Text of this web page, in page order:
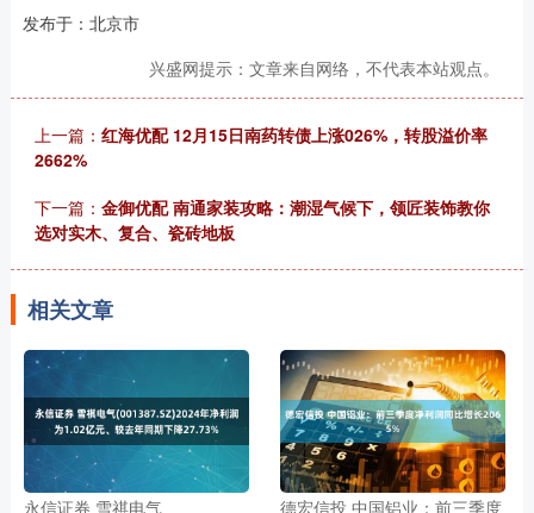
发布于：北京市
兴盛网提示：文章来自网络，不代表本站观点。
上一篇： 红海优配 12月15日南药转债上涨026%，转股溢价率
2662%
下一篇： 金御优配 南通家装攻略：潮湿气候下，领匠装饰教你
选对实木、复合、瓷砖地板
相关文章
永信证券 雪祺电气 德宏信投 中国铝业：前三季度